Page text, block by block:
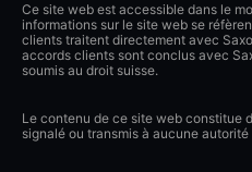
Ce site web est accessible dans le
informations sur le site web se
clients traitent directement avec
accords clients sont conclus avec
soumis au droit suisse.
Le contenu de ce site web constitue
signalé ou transmis à aucune